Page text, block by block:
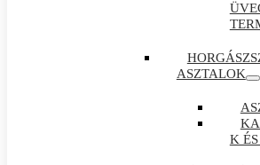
ASZTALOK
K